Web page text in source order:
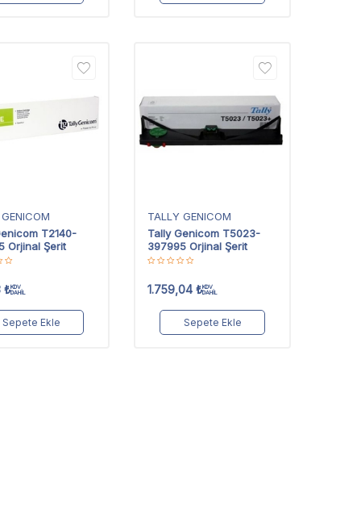
T2140-
Orjinal Şerit
₺KDV
DAHİL
Sepete Ekle
TALLY GENICOM
Tally Genicom T5023-
397995 Orjinal Şerit
1.759,04 ₺KDV
DAHİL
Sepete Ekle